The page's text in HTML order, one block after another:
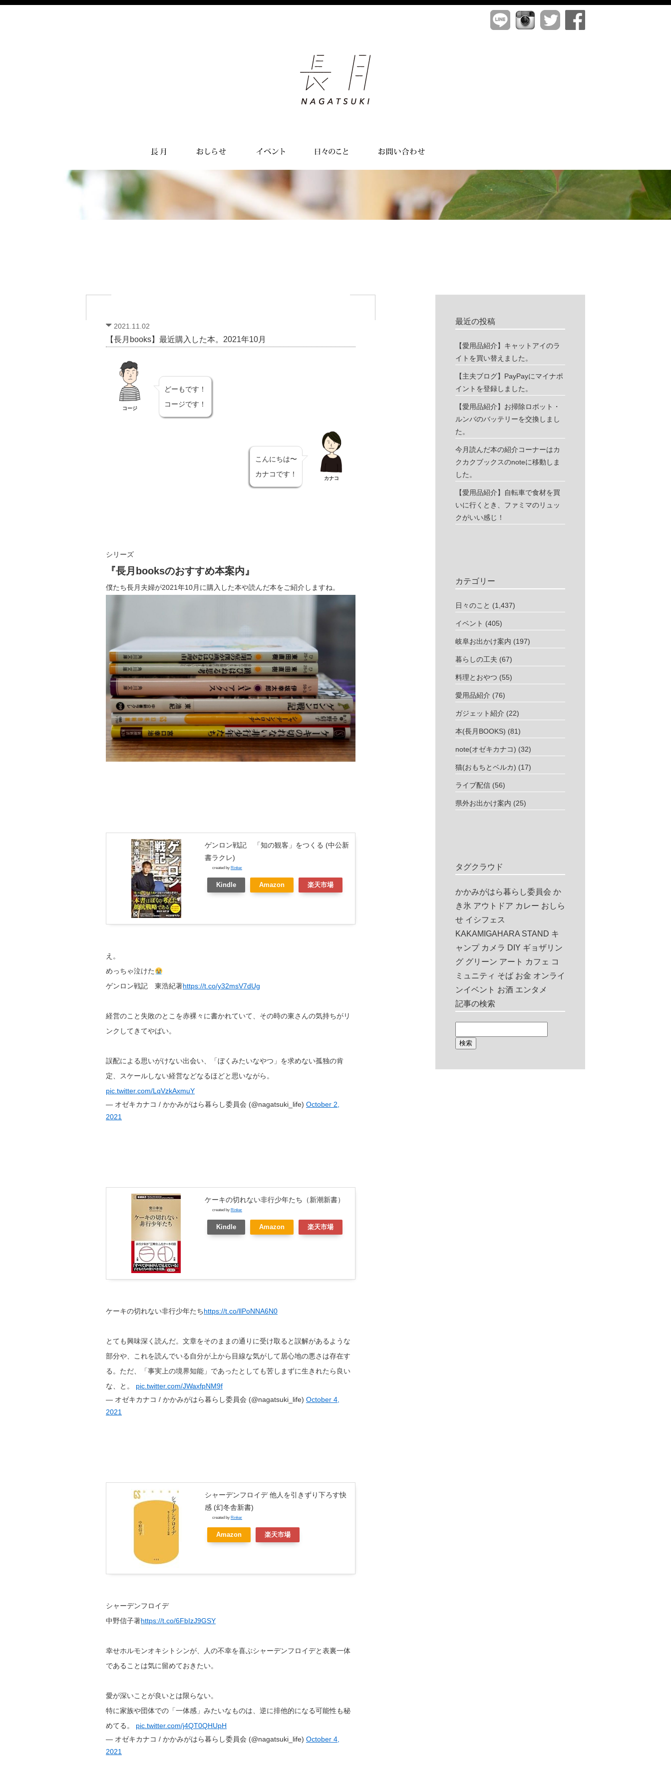
2021.11.02
【長月books】最近購入した本。2021年10月
コージ
どーもです！
コージです！
こんにちは〜
カナコです！
カナコ
シリーズ
『長月booksのおすすめ本案内』
僕たち長月夫婦が2021年10月に購入した本や読んだ本をご紹介しますね。
ゲンロン戦記 「知の観客」をつくる (中公新
書ラクレ)
created by Rinker
Kindle Amazon 楽天市場
え。
めっちゃ泣けた
ゲンロン戦記 東浩紀著https://t.co/y32msV7dUg
経営のこと失敗のとこを赤裸々に書かれていて、その時の東さんの気持ちがリ
ンクしてきてやばい。
誤配による思いがけない出会い、「ぼくみたいなやつ」を求めない孤独の肯
定、スケールしない経営などなるほどと思いながら。
pic.twitter.com/LqVzkAxmuY
— オゼキカナコ / かかみがはら暮らし委員会 (@nagatsuki_life) October 2,
2021
ケーキの切れない非行少年たち（新潮新書）
created by Rinker
Kindle Amazon 楽天市場
ケーキの切れない非行少年たちhttps://t.co/llPoNNA6N0
とても興味深く読んだ。文章をそのままの通りに受け取ると誤解があるような
部分や、これを読んでいる自分が上から目線な気がして居心地の悪さは存在す
る。ただ、「事実上の境界知能」であったとしても苦しまずに生きれたら良い
な、と。 pic.twitter.com/JWaxfpNM9f
— オゼキカナコ / かかみがはら暮らし委員会 (@nagatsuki_life) October 4,
2021
シャーデンフロイデ 他人を引きずり下ろす快
感 (幻冬舎新書)
created by Rinker
Amazon 楽天市場
シャーデンフロイデ
中野信子著https://t.co/6FbIzJ9GSY
幸せホルモンオキシトシンが、人の不幸を喜ぶシャーデンフロイデと表裏一体
であることは気に留めておきたい。
愛が深いことが良いとは限らない。
特に家族や団体での「一体感」みたいなものは、逆に排他的になる可能性も秘
めてる。 pic.twitter.com/j4QT0QHUpH
— オゼキカナコ / かかみがはら暮らし委員会 (@nagatsuki_life) October 4,
2021
最近の投稿
【愛用品紹介】キャットアイのラ
イトを買い替えました。
【主夫ブログ】PayPayにマイナポ
イントを登録しました。
【愛用品紹介】お掃除ロボット・
ルンバのバッテリーを交換しまし
た。
今月読んだ本の紹介コーナーはカ
クカクブックスのnoteに移動しま
した。
【愛用品紹介】自転車で食材を買
いに行くとき、ファミマのリュッ
クがいい感じ！
カテゴリー
日々のこと (1,437)
イベント (405)
岐阜お出かけ案内 (197)
暮らしの工夫 (67)
料理とおやつ (55)
愛用品紹介 (76)
ガジェット紹介 (22)
本(長月BOOKS) (81)
note(オゼキカナコ) (32)
猫(おもちとベルカ) (17)
ライブ配信 (56)
県外お出かけ案内 (25)
タグクラウド
かかみがはら暮らし委員会 か
き氷 アウトドア カレー おしら
せ イシフェス
KAKAMIGAHARA STAND キ
ャンプ カメラ DIY ギョザリン
グ グリーン アート カフェ コ
ミュニティ そば お金 オンライ
ンイベント お酒 エンタメ
記事の検索